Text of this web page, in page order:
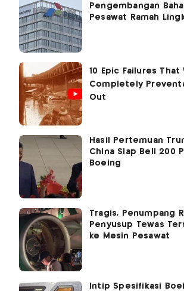
Pengembangan
Pesawat Ramah
Hasil Pertemuan
China Siap Beli 200
Boeing
Tragis, Penumpang
Penyusup Tewas
ke Mesin Pesawat
Intip Spesifikasi